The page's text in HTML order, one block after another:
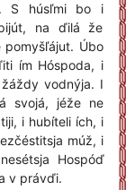
S húsľmi bo i
na ďilá že
pomyšľájut. Úbo
ím Hóspoda, i
vodnýja. I
svojá, jéže ne
i hubíteli ích, i
múž, i
Hospóď
v právďi.